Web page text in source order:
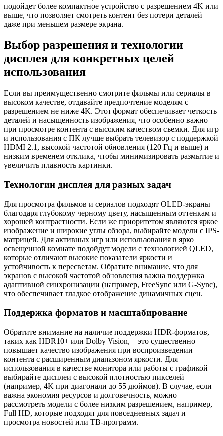
подойдет более компактное устройство с разрешением 4K или
выше, что позволяет смотреть контент без потери деталей
даже при меньшем размере экрана.
Выбор разрешения и технологии
дисплея для конкретных целей
использования
Если вы преимущественно смотрите фильмы или сериалы в
высоком качестве, отдавайте предпочтение моделям с
разрешением не ниже 4K. Этот формат обеспечивает четкость
деталей и насыщенность изображения, что особенно важно
при просмотре контента с высоким качеством съемки. Для игр
и использования с ПК лучше выбрать телевизор с поддержкой
HDMI 2.1, высокой частотой обновления (120 Гц и выше) и
низким временем отклика, чтобы минимизировать размытие и
увеличить плавность картинки.
Технологии дисплея для разных задач
Для просмотра фильмов и сериалов подходят OLED-экраны
благодаря глубокому черному цвету, насыщенным оттенкам и
хорошей контрастности. Если же приоритетом являются яркое
изображение и широкие углы обзора, выбирайте модели с IPS-
матрицей. Для активных игр или использования в ярко
освещенной комнате подойдут модели с технологией QLED,
которые отличают высокие показатели яркости и
устойчивость к пересветам. Обратите внимание, что для
экранов с высокой частотой обновления важна поддержка
адаптивной синхронизации (например, FreeSync или G-Sync),
что обеспечивает гладкое отображение динамичных сцен.
Поддержка форматов и масштабирование
Обратите внимание на наличие поддержки HDR-форматов,
таких как HDR10+ или Dolby Vision, – это существенно
повышает качество изображения при воспроизведении
контента с расширенным диапазоном яркости. Для
использования в качестве монитора или работы с графикой
выбирайте дисплеи с высокой плотностью пикселей
(например, 4K при диагонали до 55 дюймов). В случае, если
важна экономия ресурсов и долговечность, можно
рассмотреть модели с более низким разрешением, например,
Full HD, которые подходят для повседневных задач и
просмотра новостей или ТВ-программ.